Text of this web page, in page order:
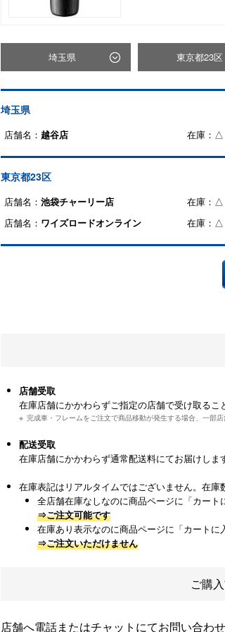
埼玉県 東京都23区
埼玉県
店舗名： 越谷店 在庫：△
東京都23区
店舗名： 池袋チャーリー店 在庫：△
店舗名： ワイズロードオンライン 在庫：△
店舗受取
在庫店舗にかかわらずご指定の店舗で受け取るこ
完成車・フレームをご注文で商品移動が発生する場合、一部
配送受取
在庫店舗にかかわらず通常配送料にてお届けしま
在庫表記はリアルタイムではございません。在庫
全店舗在庫なしなのに商品ページに「カー
⇒ご注文可能です
在庫あり表示なのに商品ページに「カート
⇒ご注文いただけません
ご購
店舗へ電話またはチャットにてお問い合わ